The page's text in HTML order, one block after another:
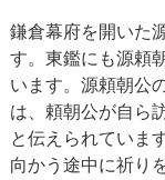
鎌倉幕府を開いた
す。東鑑にも源頼
います。源頼朝公
は、頼朝公が自ら
と伝えられています
向かう途中に祈り